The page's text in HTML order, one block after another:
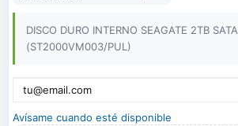
DISCO DURO INTERNO SEAGATE 2TB
(ST2000VM003/PUL)
Avísame cuando esté disponible